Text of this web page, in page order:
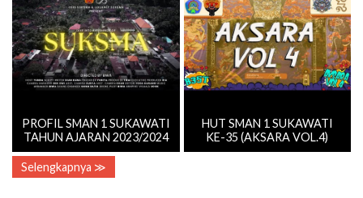
PROFIL SMAN 1 SUKAWATI
TAHUN AJARAN 2023/2024
HUT SMAN 1 SUKAWATI
KE-35 (AKSARA VOL.4)
Selengkapnya ≫